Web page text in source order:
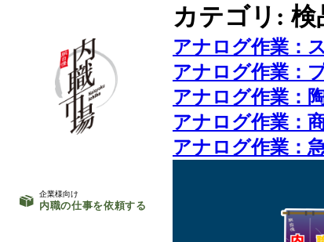
企業様向け
内職の仕事を依頼する
カテゴリ: 検
アナログ作業：
アナログ作業：
アナログ作業：
アナログ作業：
アナログ作業：